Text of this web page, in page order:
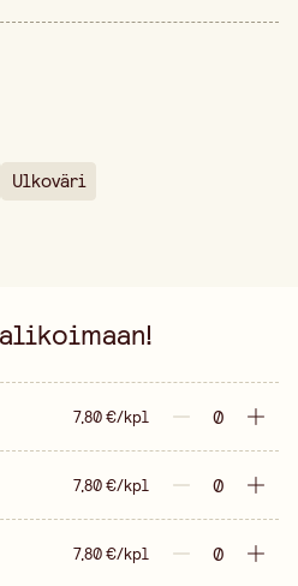
Ulkoväri
7,80 €/kpl
7,80 €/kpl
7,80 €/kpl